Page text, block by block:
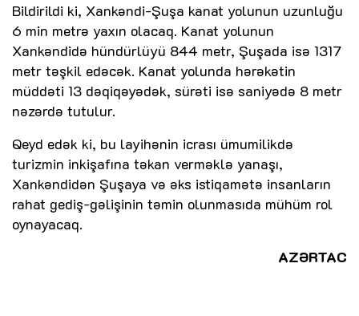
Bildirildi ki, Xankəndi-Şuşa kanat yolunun uzunluğu
6 min metrə yaxın olacaq. Kanat yolunun
Xankəndidə hündürlüyü 844 metr, Şuşada isə 1317
metr təşkil edəcək. Kanat yolunda hərəkətin
müddəti 13 dəqiqəyədək, sürəti isə saniyədə 8 metr
nəzərdə tutulur.
Qeyd edək ki, bu layihənin icrası ümumilikdə
turizmin inkişafına təkan verməklə yanaşı,
Xankəndidən Şuşaya və əks istiqamətə insanların
rahat gediş-gəlişinin təmin olunmasıda mühüm rol
oynayacaq.
AZƏRTAC